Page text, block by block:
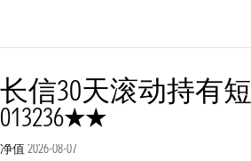
长信30天滚动持有
013236
2星
净值 2026-08-07